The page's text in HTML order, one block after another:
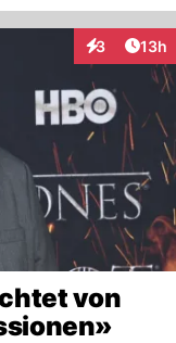
3
Interaktionen
13h
von